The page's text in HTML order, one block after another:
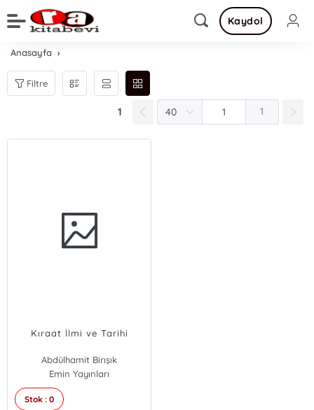
Kaydol
Anasayfa
Filtre
1 1
Kıraat İlmi ve Tarihi
Abdülhamit Birışık
Emin Yayınları
Stok : 0